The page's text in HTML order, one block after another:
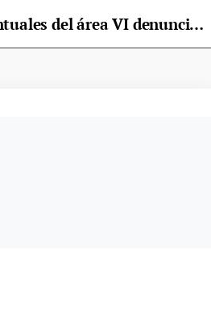
Los enfermeros eventuales del área VI denuncian precariedad laboral